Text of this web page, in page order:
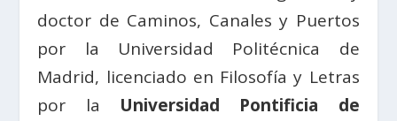
doctor de Caminos, Canales y Puertos
por la Universidad Politécnica de
Madrid, licenciado en Filosofía y Letras
por la Universidad Pontificia de